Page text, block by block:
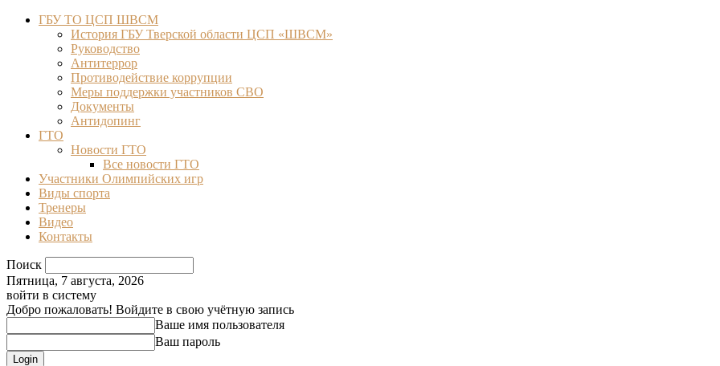
ГБУ ТО ЦСП ШВСМ
История ГБУ Тверской области ЦСП «ШВСМ»
Руководство
Антитеррор
Противодействие коррупции
Меры поддержки участников СВО
Документы
Антидопинг
ГТО
Новости ГТО
Все новости ГТО
Участники Олимпийских игр
Виды спорта
Тренеры
Видео
Контакты
Поиск
Пятница, 7 августа, 2026
войти в систему
Добро пожаловать! Войдите в свою учётную запись
Ваше имя пользователя
Ваш пароль